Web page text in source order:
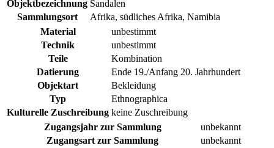
Objektbezeichnung Sandalen
Sammlungsort
Afrika, südliches Afrika, Namibia
Material
unbestimmt
Technik
unbestimmt
Teile
Kombination
Datierung
Ende 19./Anfang 20. Jahrhundert
Objektart
Bekleidung
Typ
Ethnographica
Kulturelle Zuschreibung keine Zuschreibung
Zugangsjahr zur Sammlung
unbekannt
Zugangsart zur Sammlung
unbekannt